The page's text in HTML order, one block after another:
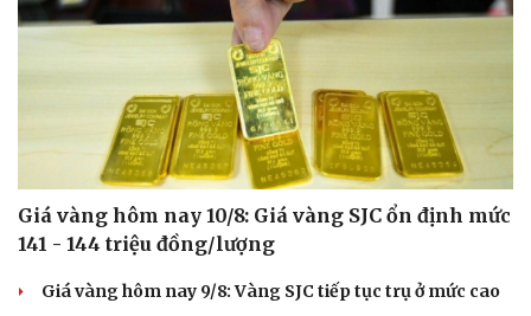
Giá vàng hôm nay 10/8: Giá vàng SJC ổn định mức
141 - 144 triệu đồng/lượng
Giá vàng hôm nay 9/8: Vàng SJC tiếp tục trụ ở mức cao